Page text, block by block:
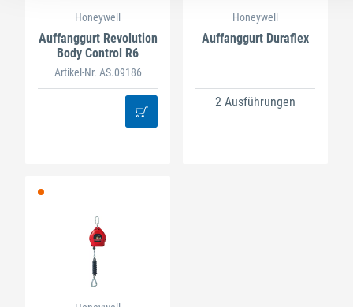
Honeywell
Auffanggurt Revolution
Body Control R6
Artikel-Nr. AS.09186
Honeywell
Auffanggurt Duraflex
2 Ausführungen